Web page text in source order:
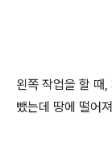
왼쪽 작업을 할 때
뺐는데 땅에 떨어